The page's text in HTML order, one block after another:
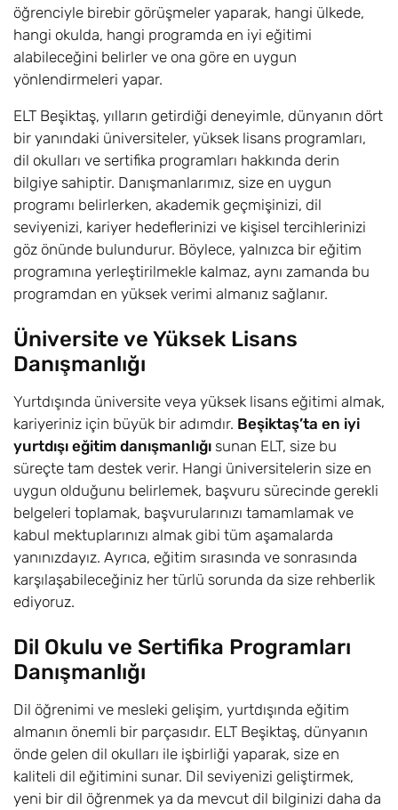
öğrenciyle birebir görüşmeler yaparak, hangi ülkede,
hangi okulda, hangi programda en iyi eğitimi
alabileceğini belirler ve ona göre en uygun
yönlendirmeleri yapar.
ELT Beşiktaş, yılların getirdiği deneyimle, dünyanın dört
bir yanındaki üniversiteler, yüksek lisans programları,
dil okulları ve sertifika programları hakkında derin
bilgiye sahiptir. Danışmanlarımız, size en uygun
programı belirlerken, akademik geçmişinizi, dil
seviyenizi, kariyer hedeflerinizi ve kişisel tercihlerinizi
göz önünde bulundurur. Böylece, yalnızca bir eğitim
programına yerleştirilmekle kalmaz, aynı zamanda bu
programdan en yüksek verimi almanız sağlanır.
Üniversite ve Yüksek Lisans
Danışmanlığı
Yurtdışında üniversite veya yüksek lisans eğitimi almak,
kariyeriniz için büyük bir adımdır. Beşiktaş’ta en iyi
yurtdışı eğitim danışmanlığı sunan ELT, size bu
süreçte tam destek verir. Hangi üniversitelerin size en
uygun olduğunu belirlemek, başvuru sürecinde gerekli
belgeleri toplamak, başvurularınızı tamamlamak ve
kabul mektuplarınızı almak gibi tüm aşamalarda
yanınızdayız. Ayrıca, eğitim sırasında ve sonrasında
karşılaşabileceğiniz her türlü sorunda da size rehberlik
ediyoruz.
Dil Okulu ve Sertifika Programları
Danışmanlığı
Dil öğrenimi ve mesleki gelişim, yurtdışında eğitim
almanın önemli bir parçasıdır. ELT Beşiktaş, dünyanın
önde gelen dil okulları ile işbirliği yaparak, size en
kaliteli dil eğitimini sunar. Dil seviyenizi geliştirmek,
yeni bir dil öğrenmek ya da mevcut dil bilginizi daha da